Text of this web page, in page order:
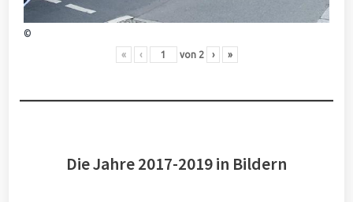
©
« ‹ von 2 › »
Die Jahre 2017-2019 in Bildern